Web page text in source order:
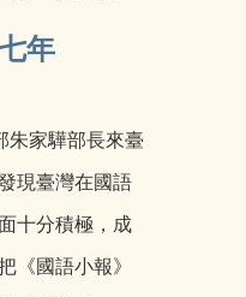
年
朱家驊部長來臺
現臺灣在國語
十分積極，成
《國語小報》